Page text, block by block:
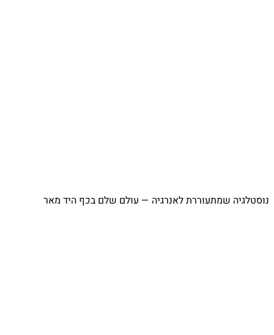
⁨ נוסטלגיה שמתעוררת לאנרגיה — עולם שלם בכף היד מאר